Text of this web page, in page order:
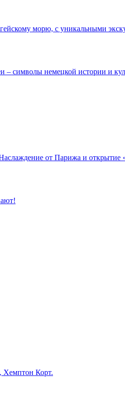
морю, с уникальными
– символы немецкой истории и
от Парижа и открытие
Хемптон Корт.